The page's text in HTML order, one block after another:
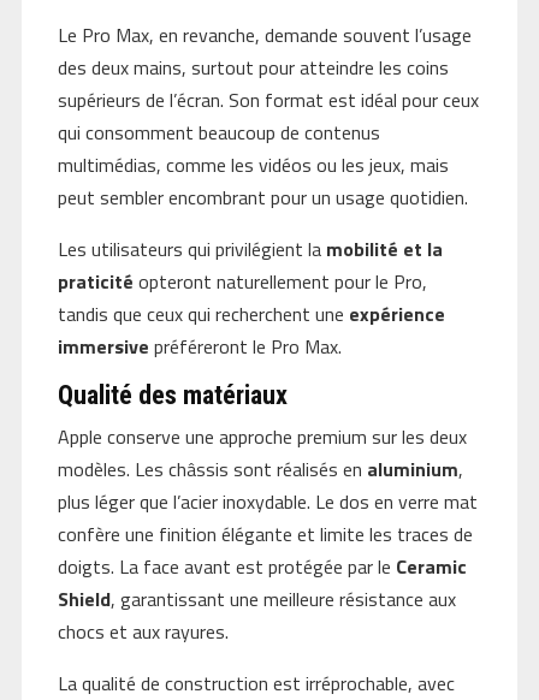
Le Pro Max, en revanche, demande souvent l’usage
des deux mains, surtout pour atteindre les coins
supérieurs de l’écran. Son format est idéal pour ceux
qui consomment beaucoup de contenus
multimédias, comme les vidéos ou les jeux, mais
peut sembler encombrant pour un usage quotidien.
Les utilisateurs qui privilégient la mobilité et la
praticité opteront naturellement pour le Pro,
tandis que ceux qui recherchent une expérience
immersive préféreront le Pro Max.
Qualité des matériaux
Apple conserve une approche premium sur les deux
modèles. Les châssis sont réalisés en aluminium,
plus léger que l’acier inoxydable. Le dos en verre mat
confère une finition élégante et limite les traces de
doigts. La face avant est protégée par le Ceramic
Shield, garantissant une meilleure résistance aux
chocs et aux rayures.
La qualité de construction est irréprochable, avec